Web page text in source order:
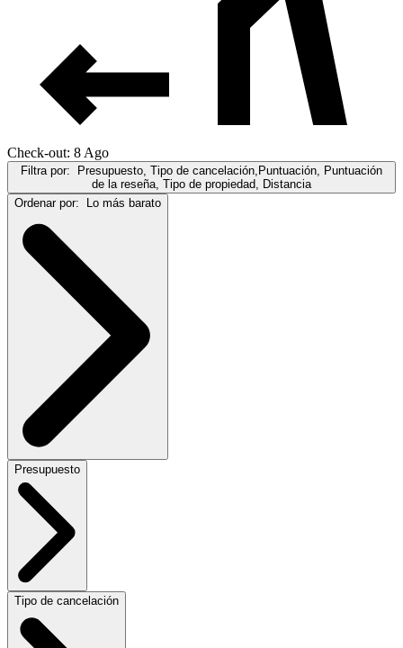
Check-out: 8 Ago
Filtra por:
Presupuesto, Tipo de cancelación,Puntuación, Puntuación
de la reseña, Tipo de propiedad, Distancia
Ordenar por:
Lo más barato
Presupuesto
Tipo de cancelación